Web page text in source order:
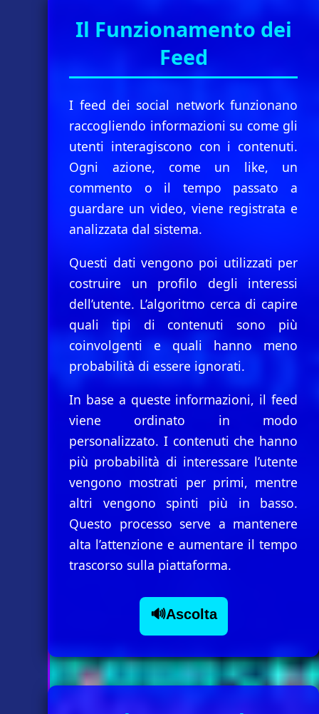
Il Funzionamento dei
Feed
I feed dei social network funzionano
raccogliendo informazioni su come gli
utenti interagiscono con i contenuti.
Ogni azione, come un like, un
commento o il tempo passato a
guardare un video, viene registrata e
analizzata dal sistema.
Questi dati vengono poi utilizzati per
costruire un profilo degli interessi
dell’utente. L’algoritmo cerca di capire
quali tipi di contenuti sono più
coinvolgenti e quali hanno meno
probabilità di essere ignorati.
In base a queste informazioni, il feed
viene ordinato in modo
personalizzato. I contenuti che hanno
più probabilità di interessare l’utente
vengono mostrati per primi, mentre
altri vengono spinti più in basso.
Questo processo serve a mantenere
alta l’attenzione e aumentare il tempo
trascorso sulla piattaforma.
🔊Ascolta